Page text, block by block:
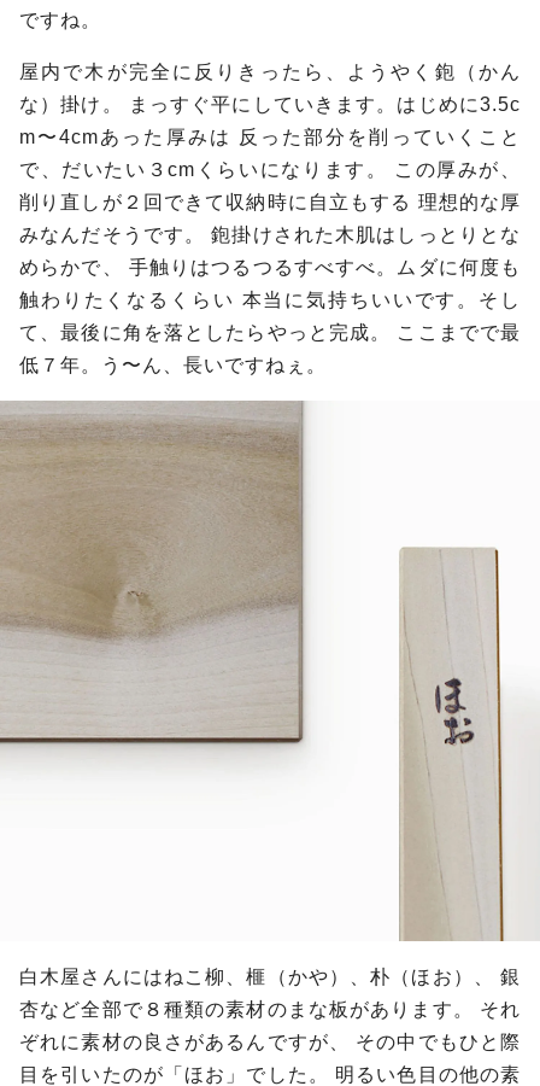
ですね。
屋内で木が完全に反りきったら、ようやく鉋（かん
な）掛け。
まっすぐ平にしていきます。はじめに3.5c
m〜4cmあった厚みは
反った部分を削っていくこと
で、だいたい３cmくらいになります。
この厚みが、
削り直しが２回できて収納時に自立もする 理想的な厚
みなんだそうです。鉋掛けされた木肌はしっとりとな
めらかで、 手触りはつるつるすべすべ。ムダに何度も
触わりたくなるくらい 本当に気持ちいいです。そし
て、最後に角を落としたらやっと完成。 ここまでで最
低７年。う〜ん、長いですねぇ。
白木屋さんにはねこ柳、榧（かや）、朴（ほお）、 銀
杏など全部で８種類の素材のまな板があります。 それ
ぞれに素材の良さがあるんですが、 その中でもひと際
目を引いたのが「ほお」でした。 明るい色目の他の素